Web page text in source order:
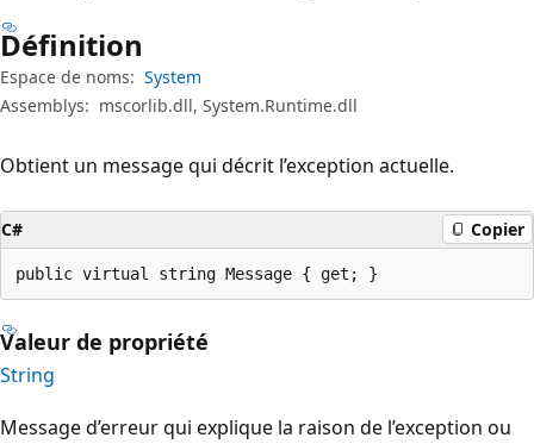
Définition
Espace de noms: System
Assemblys: mscorlib.dll, System.Runtime.dll
Obtient un message qui décrit l’exception actuelle.
C# Copier
public virtual string Message { get; }
Valeur de propriété
String
Message d’erreur qui explique la raison de l’exception ou